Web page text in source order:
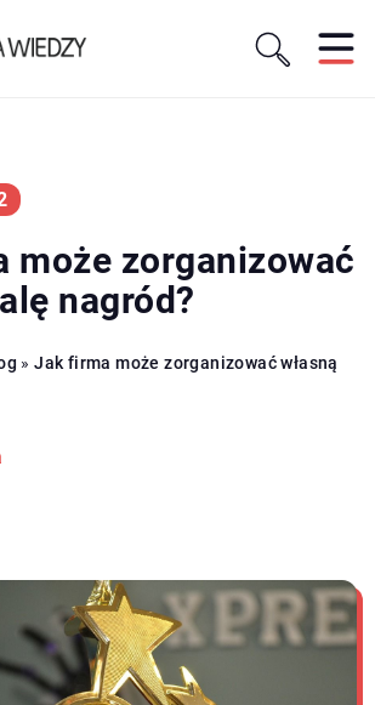
może zorganizować
nagród?
»Jak firma może zorganizować własną